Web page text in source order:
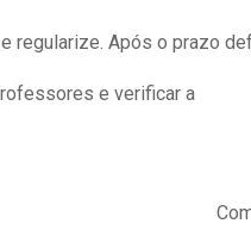
regularize. Após o prazo
e verificar a
Maria do
Ela